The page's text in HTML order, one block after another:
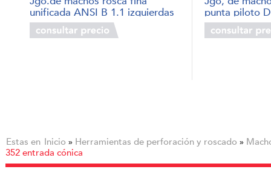
unificada ANSI B 1.1 izquierdas
punta piloto
Estas en Inicio » Herramientas de perforación y roscado »
352 entrada cónica